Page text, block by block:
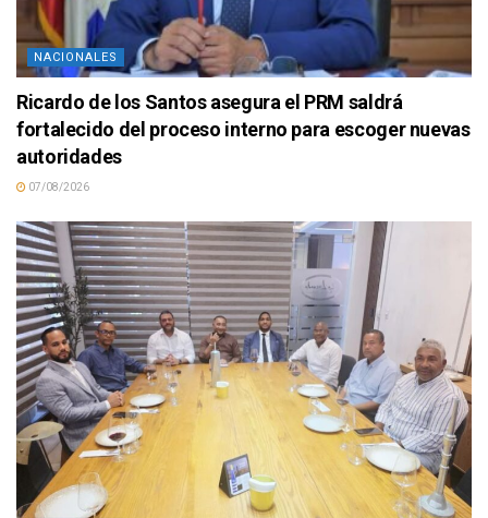
NACIONALES
Ricardo de los Santos asegura el PRM saldrá
fortalecido del proceso interno para escoger nuevas
autoridades
07/08/2026